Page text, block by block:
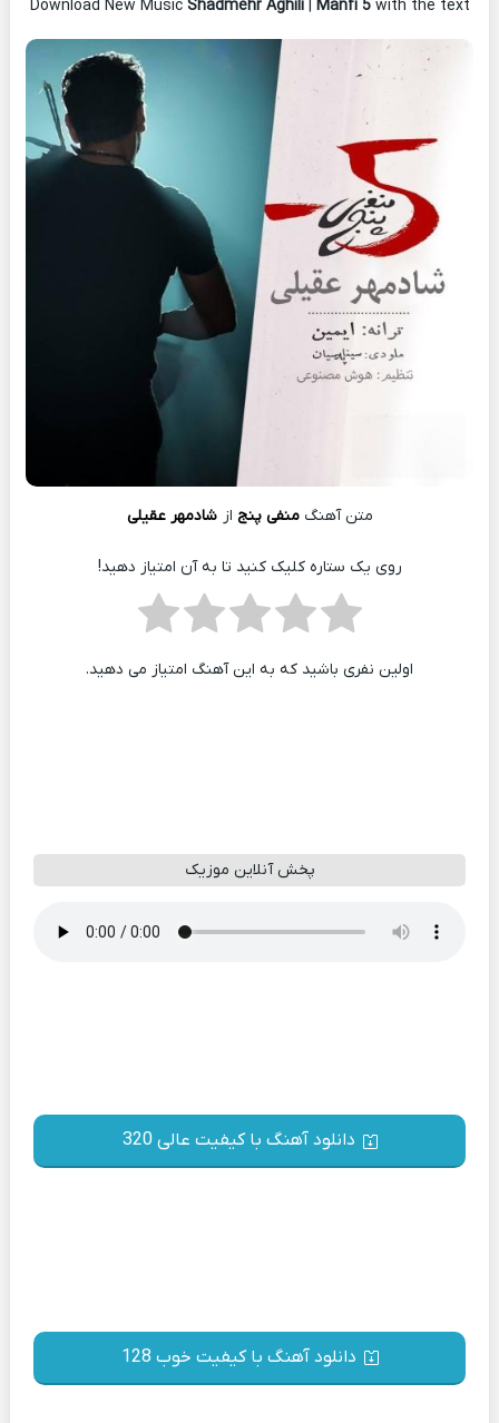
Download New Music Shadmehr Aghili| Manfi 5 with the text
متن آهنگمنفی پنج از شادمهر عقیلی
روی یک ستاره کلیک کنید تا به آن امتیاز دهید!
اولین نفری باشید که به این آهنگ امتیاز می دهید.
پخش آنلاین موزیک
دانلود آهنگ با کیفیت عالی 320
دانلود آهنگ با کیفیت خوب 128